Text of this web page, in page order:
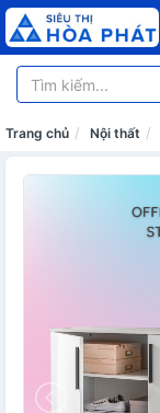
Trang chủ Nội thất